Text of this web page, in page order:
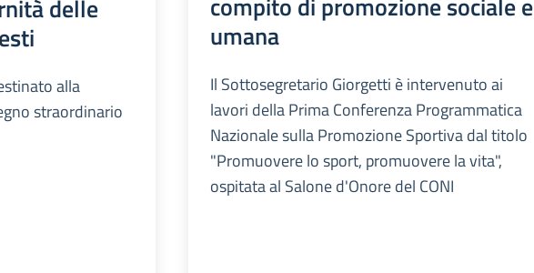
delle
alla
straordinario
umana
Il Sottosegretario Giorgetti è intervenuto ai
lavori della Prima Conferenza Programmatica
Nazionale sulla Promozione Sportiva dal titolo
"Promuovere lo sport, promuovere la vita",
ospitata al Salone d'Onore del CONI